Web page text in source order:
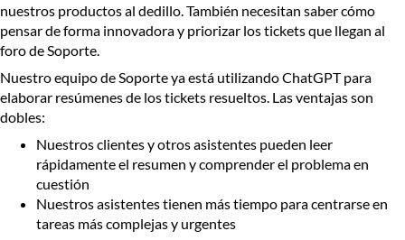
nuestros productos al dedillo. También necesitan saber cómo
pensar de forma innovadora y priorizar los tickets que llegan al
foro de Soporte.
Nuestro equipo de Soporte ya está utilizando ChatGPT para
elaborar resúmenes de los tickets resueltos. Las ventajas son
dobles:
Nuestros clientes y otros asistentes pueden leer
rápidamente el resumen y comprender el problema en
cuestión
Nuestros asistentes tienen más tiempo para centrarse en
tareas más complejas y urgentes